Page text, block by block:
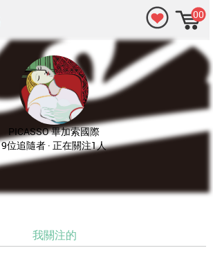
00
PICASSO 畢加索國際
9位追隨者 · 正在關注1人
我關注的